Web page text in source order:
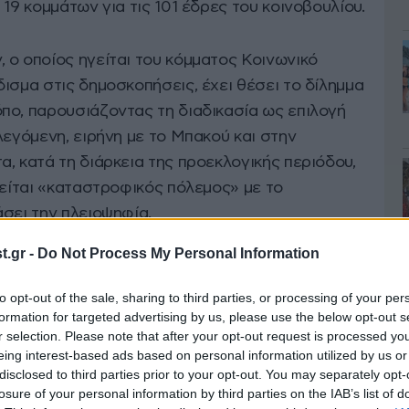
- Do Not Process My Personal Information
opt-out of the sale, sharing to third parties, or processing of your
for targeted advertising by us, please use the below opt-out
selection. Please note that after your opt-out request is processed
interest-based ads based on personal information utilized by us
to third parties prior to your opt-out. You may separately
of your personal information by third parties on the IAB’s list of
κομμάτων για τις 101 έδρες του κοινοβουλίου.
οποίος ηγείται του κόμματος Κοινωνικό
στις δημοσκοπήσεις, έχει θέσει το δίλημμα
παρουσιάζοντας τη διαδικασία ως επιλογή
ειρήνη με το Μπακού και στην
κατά τη διάρκεια της προεκλογικής περιόδου,
«καταστροφικός πόλεμος» με το
την πλειοψηφία.
και οι προειδοποιήσεις
για τον γεωπολιτικό
ηΑρμενία. Αν και η Γερεβάν και η Μόσχα
τους δοκιμάζονται σοβαρά μετά την